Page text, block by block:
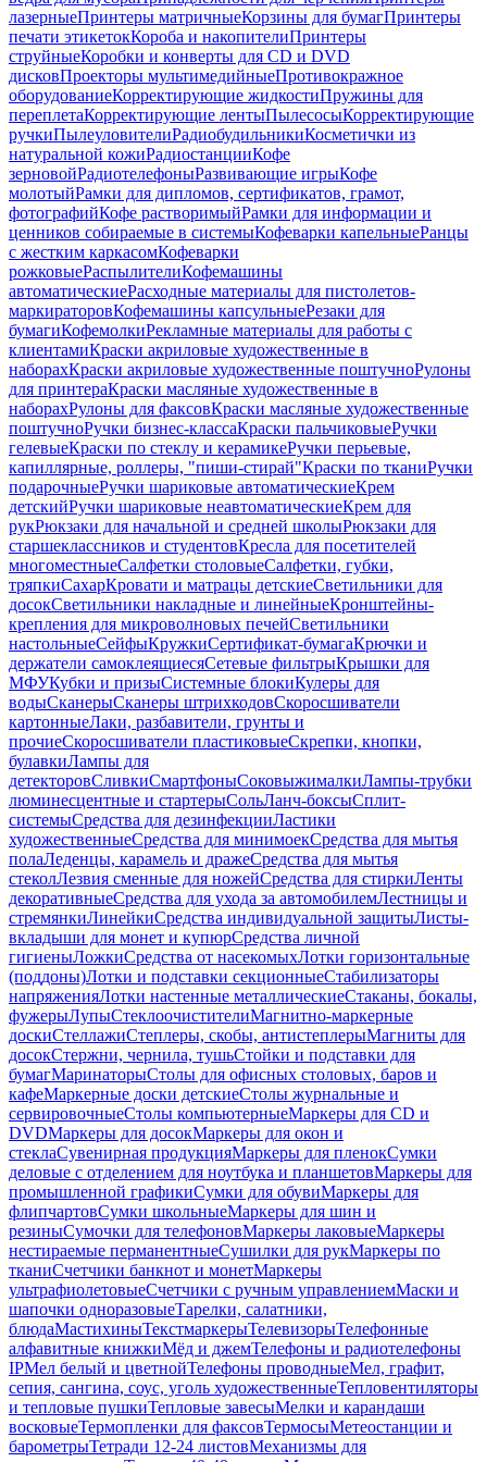
лазерныеПринтеры матричныеКорзины для бумагПринтеры
печати этикетокКороба и накопителиПринтеры
струйныеКоробки и конверты для CD и DVD
дисковПроекторы мультимедийныеПротивокражное
оборудованиеКорректирующие жидкостиПружины для
переплетаКорректирующие лентыПылесосыКорректирующие
ручкиПылеуловителиРадиобудильникиКосметички из
натуральной кожиРадиостанцииКофе
зерновойРадиотелефоныРазвивающие игрыКофе
молотыйРамки для дипломов, сертификатов, грамот,
фотографийКофе растворимыйРамки для информации и
ценников собираемые в системыКофеварки капельныеРанцы
с жестким каркасомКофеварки
рожковыеРаспылителиКофемашины
автоматическиеРасходные материалы для пистолетов-
маркираторовКофемашины капсульныеРезаки для
бумагиКофемолкиРекламные материалы для работы с
клиентамиКраски акриловые художественные в
наборахКраски акриловые художественные поштучноРулоны
для принтераКраски масляные художественные в
наборахРулоны для факсовКраски масляные художественные
поштучноРучки бизнес-классаКраски пальчиковыеРучки
гелевыеКраски по стеклу и керамикеРучки перьевые,
капиллярные, роллеры, "пиши-стирай"Краски по тканиРучки
подарочныеРучки шариковые автоматическиеКрем
детскийРучки шариковые неавтоматическиеКрем для
рукРюкзаки для начальной и средней школыРюкзаки для
старшеклассников и студентовКресла для посетителей
многоместныеСалфетки столовыеСалфетки, губки,
тряпкиСахарКровати и матрацы детскиеСветильники для
досокСветильники накладные и линейныеКронштейны-
крепления для микроволновых печейСветильники
настольныеСейфыКружкиСертификат-бумагаКрючки и
держатели самоклеящиесяСетевые фильтрыКрышки для
МФУКубки и призыСистемные блокиКулеры для
водыСканерыСканеры штрихкодовСкоросшиватели
картонныеЛаки, разбавители, грунты и
прочиеСкоросшиватели пластиковыеСкрепки, кнопки,
булавкиЛампы для
детекторовСливкиСмартфоныСоковыжималкиЛампы-трубки
люминесцентные и стартерыСольЛанч-боксыСплит-
системыСредства для дезинфекцииЛастики
художественныеСредства для минимоекСредства для мытья
полаЛеденцы, карамель и дражеСредства для мытья
стеколЛезвия сменные для ножейСредства для стиркиЛенты
декоративныеСредства для ухода за автомобилемЛестницы и
стремянкиЛинейкиСредства индивидуальной защитыЛисты-
вкладыши для монет и купюрСредства личной
гигиеныЛожкиСредства от насекомыхЛотки горизонтальные
(поддоны)Лотки и подставки секционныеСтабилизаторы
напряженияЛотки настенные металлическиеСтаканы, бокалы,
фужерыЛупыСтеклоочистителиМагнитно-маркерные
доскиСтеллажиСтеплеры, скобы, антистеплерыМагниты для
досокСтержни, чернила, тушьСтойки и подставки для
бумагМаринаторыСтолы для офисных столовых, баров и
кафеМаркерные доски детскиеСтолы журнальные и
сервировочныеСтолы компьютерныеМаркеры для CD и
DVDМаркеры для досокМаркеры для окон и
стеклаСувенирная продукцияМаркеры для пленокСумки
деловые с отделением для ноутбука и планшетовМаркеры для
промышленной графикиСумки для обувиМаркеры для
флипчартовСумки школьныеМаркеры для шин и
резиныСумочки для телефоновМаркеры лаковыеМаркеры
нестираемые перманентныеСушилки для рукМаркеры по
тканиСчетчики банкнот и монетМаркеры
ультрафиолетовыеСчетчики с ручным управлениемМаски и
шапочки одноразовыеТарелки, салатники,
блюдаМастихиныТекстмаркерыТелевизорыТелефонные
алфавитные книжкиМёд и джемТелефоны и радиотелефоны
IPМел белый и цветнойТелефоны проводныеМел, графит,
сепия, сангина, соус, уголь художественныеТепловентиляторы
и тепловые пушкиТепловые завесыМелки и карандаши
восковыеТермопленки для факсовТермосыМетеостанции и
барометрыТетради 12-24 листовМеханизмы для